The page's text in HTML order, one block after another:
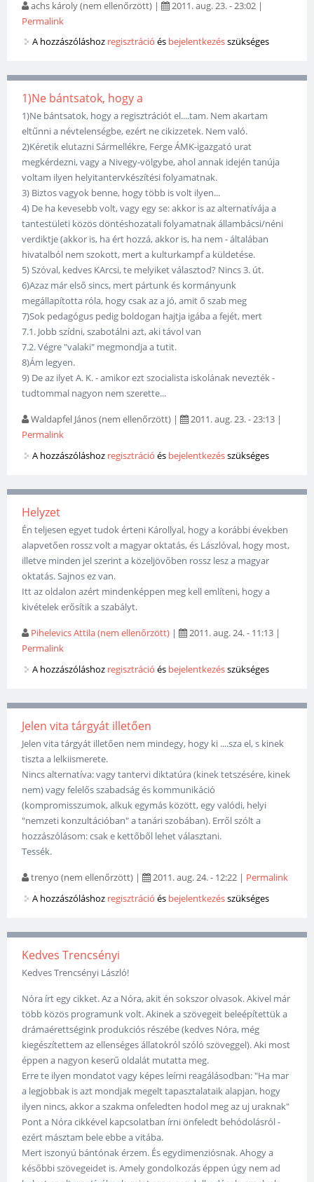
achs károly (nem ellenőrzött) | 2011. aug. 23. - 23:02 |
Permalink
A hozzászóláshoz regisztráció és bejelentkezésszükséges
1)Ne bántsatok, hogy a
1)Ne bántsatok, hogy a regisztrációt el....tam. Nem akartam
eltűnni a névtelenségbe, ezért ne cikizzetek. Nem való.
2)Kéretik elutazni Sármellékre, Ferge ÁMK-igazgató urat
megkérdezni, vagy a Nivegy-völgybe, ahol annak idején tanúja
voltam ilyen helyitantervkészítési folyamatnak.
3) Biztos vagyok benne, hogy több is volt ilyen...
4) De ha kevesebb volt, vagy egy se: akkor is az alternatívája a
tantestületi közös döntéshozatali folyamatnak állambácsi/néni
verdiktje (akkor is, ha ért hozzá, akkor is, ha nem - általában
hivatalból nem szokott, mert a kulturkampf a küldetése.
5) Szóval, kedves KArcsi, te melyiket választod? Nincs 3. út.
6)Azaz már első sincs, mert pártunk és kormányunk
megállapította róla, hogy csak az a jó, amit ő szab meg
7)Sok pedagógus pedig boldogan hajtja igába a fejét, mert
7.1. Jobb szídni, szabotálni azt, aki távol van
7.2. Végre "valaki" megmondja a tutit.
8)Ám legyen.
9) De az ilyet A. K. - amikor ezt szocialista iskolának nevezték -
tudtommal nagyon nem szerette...
Waldapfel János (nem ellenőrzött) | 2011. aug. 23. - 23:13 |
Permalink
A hozzászóláshoz regisztráció és bejelentkezésszükséges
Helyzet
Én teljesen egyet tudok érteni Károllyal, hogy a korábbi években
alapvetően rossz volt a magyar oktatás, és Lászlóval, hogy most,
illetve minden jel szerint a közeljövőben rossz lesz a magyar
oktatás. Sajnos ez van.
Itt az oldalon azért mindenképpen meg kell említeni, hogy a
kivételek erősítik a szabályt.
Pihelevics Attila (nem ellenőrzött) | 2011. aug. 24. - 11:13 |
Permalink
A hozzászóláshoz regisztráció és bejelentkezésszükséges
Jelen vita tárgyát illetően
Jelen vita tárgyát illetően nem mindegy, hogy ki ....sza el, s kinek
tiszta a lelkiismerete.
Nincs alternatíva: vagy tantervi diktatúra (kinek tetszésére, kinek
nem) vagy felelős szabadság és kommunikáció
(kompromisszumok, alkuk egymás között, egy valódi, helyi
"nemzeti konzultációban" a tanári szobában). Erről szólt a
hozzászólásom: csak e kettőből lehet választani.
Tessék.
trenyo (nem ellenőrzött) | 2011. aug. 24. - 12:22 | Permalink
A hozzászóláshoz regisztráció és bejelentkezésszükséges
Kedves Trencsényi
Kedves Trencsényi László!
Nóra írt egy cikket. Az a Nóra, akit én sokszor olvasok. Akivel már
több közös programunk volt. Akinek a szövegeit beleépítettük a
drámaérettségink produkciós részébe (kedves Nóra, még
kiegészítettem az ellenséges állatokról szóló szöveggel). Aki most
éppen a nagyon keserű oldalát mutatta meg.
Erre te ilyen mondatot vagy képes leírni reagálásodban: "Ha mar
a legjobbak is azt mondjak megelt tapasztalataik alapjan, hogy
ilyen nincs, akkor a szakma onfeledten hodol meg az uj uraknak"
Pont a Nóra cikkével kapcsolatban írni önfeledt behódolásról -
ezért másztam bele ebbe a vitába.
Mert iszonyú bántónak érzem. És egydimenziósnak. Ahogy a
későbbi szövegeidet is. Amely gondolkozás éppen úgy nem ad